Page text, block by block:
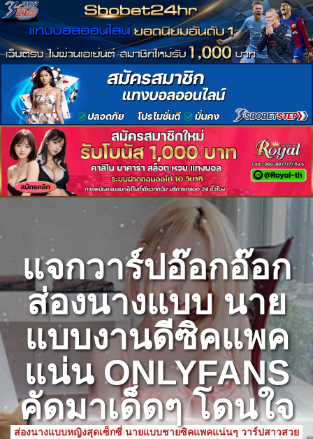
content
แจกวาร์ปอ๊อกอ๊อก
ส่องนางแบบ นาย
แบบงานดีซิคแพค
แน่น ONLYFANS
คัดมาเด็ดๆ โดนใจ
ส่องนางแบบหญิงสุดเซ็กซี่ นายแบบชายซิคแพคแน่นๆ วาร์ปสาวสวย